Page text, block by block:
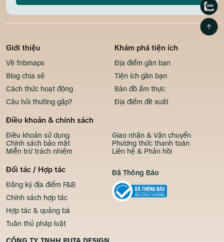
Giới thiệu
Về fnbmaps
Blog chia sẻ
Cách thức hoạt động
Câu hỏi thường gặp?
Khám phá tiện ích
Địa điểm gần bạn
Tiện ích gần bạn
Bản đồ ẩm thực
Địa điểm đề xuất
Điều khoản & chính sách
Điều khoản sử dụng
Chính sách bảo mật
Miễn trừ trách nhiệm
Giao nhận & Vận chuyển
Phương thức thanh toán
Liên hệ & Phản hồi
Đối tác / Hợp tác
Đăng ký địa điểm F&B
Chính sách hợp tác
Hợp tác & quảng bá
Tuân thủ pháp luật
Đã Thông Báo